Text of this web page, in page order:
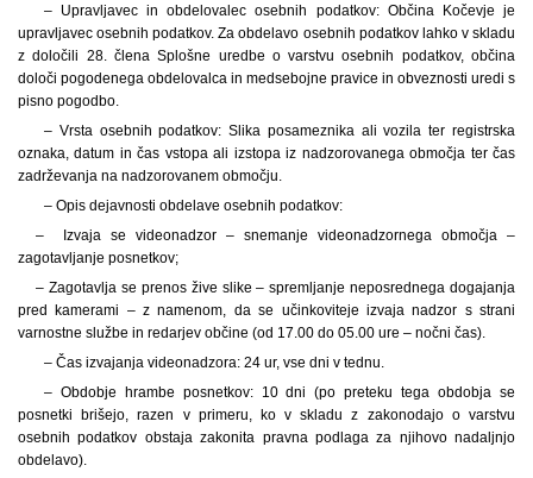
– Upravljavec in obdelovalec osebnih podatkov: Občina Kočevje je
upravljavec osebnih podatkov. Za obdelavo osebnih podatkov lahko v skladu
z določili 28. člena Splošne uredbe o varstvu osebnih podatkov, občina
določi pogodenega obdelovalca in medsebojne pravice in obveznosti uredi s
pisno pogodbo.
– Vrsta osebnih podatkov: Slika posameznika ali vozila ter registrska
oznaka, datum in čas vstopa ali izstopa iz nadzorovanega območja ter čas
zadrževanja na nadzorovanem območju.
– Opis dejavnosti obdelave osebnih podatkov:
– Izvaja se videonadzor – snemanje videonadzornega območja –
zagotavljanje posnetkov;
– Zagotavlja se prenos žive slike – spremljanje neposrednega dogajanja
pred kamerami – z namenom, da se učinkoviteje izvaja nadzor s strani
varnostne službe in redarjev občine (od 17.00 do 05.00 ure – nočni čas).
– Čas izvajanja videonadzora: 24 ur, vse dni v tednu.
– Obdobje hrambe posnetkov: 10 dni (po preteku tega obdobja se
posnetki brišejo, razen v primeru, ko v skladu z zakonodajo o varstvu
osebnih podatkov obstaja zakonita pravna podlaga za njihovo nadaljnjo
obdelavo).